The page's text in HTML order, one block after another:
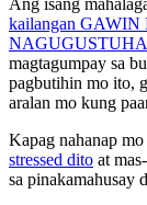
kailangan
magtagumpay sa
pagbutihin mo ito,
aralan mo kung
Kapag nahanap
stressed dito at
sa pinakamahusay